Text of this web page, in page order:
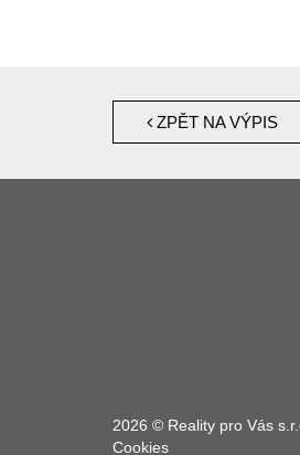
ZPĚT NA VÝPIS
2026 © Reality pro Vás
Cookies